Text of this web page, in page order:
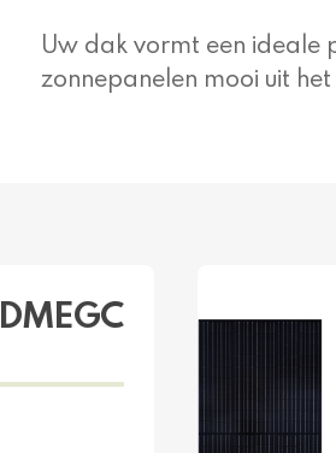
Uw dak vormt een ideale
zonnepanelen mooi uit het
DMEGC